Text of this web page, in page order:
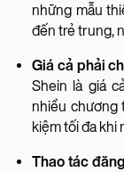
những mẫu
đến trẻ trung,
Giá cả phải
Shein là giá
nhiều chương
kiệm tối đa khi
Thao tác